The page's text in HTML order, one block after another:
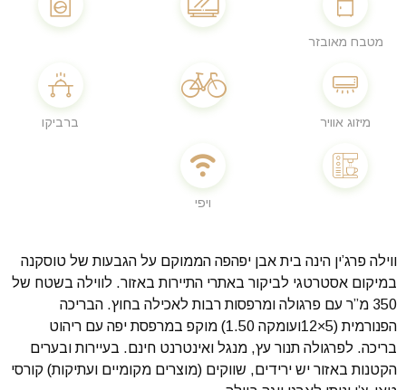
מטבח מאובזר
מיזוג אוויר ברביקו
ויפי
ווילה פרג’ין הינה בית אבן יפהפה הממוקם על הגבעות של טוסקנה
במיקום אסטרטגי לביקור באתרי התיירות באזור. לווילה בשטח של
350 מ”ר עם פרגולה ומרפסות רבות לאכילה בחוץ. הבריכה
הפנורמית (5×12ועומקה 1.50) מוקפ במרפסת יפה עם ריהוט
בריכה. לפרגולה תנור עץ, מנגל ואינטרנט חינם. בעיירות ובערים
הקטנות באזור יש ירידים, שווקים (מוצרים מקומיים ועתיקות) קורסי